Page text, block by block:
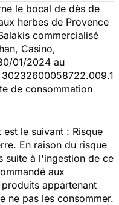
le bocal de dès de
herbes de Provence
commercialisé
Casino,
01/2024 au
de consommation
le suivant : Risque
En raison du risque
suite à l'ingestion de ce
aux
appartenant
ne pas les consommer.